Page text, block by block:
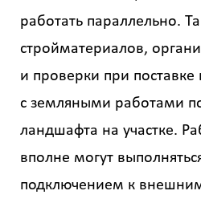
работать параллельно.
стройматериалов,
и проверки при поставке
с земляными работами
ландшафта на участке.
вполне могут
подключением к